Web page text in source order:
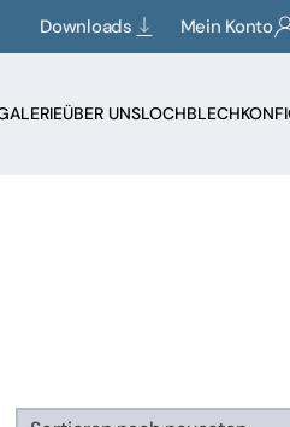
Downloads Mein Konto
ÜBER UNS